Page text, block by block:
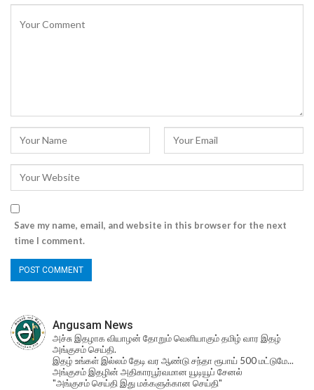
Save my name, email, and website in this browser for the next
time I comment.
Angusam News
அச்சு இதழாக வியாழன் தோறும் வெளியாகும் தமிழ் வார இதழ்
அங்குசம் செய்தி.
இதழ் உங்கள் இல்லம் தேடி வர ஆண்டு சந்தா ரூபாய் 500 மட்டுமே...
அங்குசம் இதழின் அதிகாரபூர்வமான யூடியூப் சேனல்
"அங்குசம் செய்தி இது மக்களுக்கான செய்தி"